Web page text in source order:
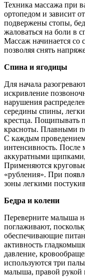
Техника массажа при
ортопедом и зависит
подвержены стопы,
жаловаться на боли в
Массаж начинается со
позволяя снять
Спина и ягодицы
Для начала
искривление
нарушения
середины спины,
крестца. Пощипывать
красноты. Плавными
С каждым
интенсивность.
аккуратными
Применяются
«рубления». При
зоны легкими
Бедра и колени
Переверните малыша
поглаживают,
обеспечивающие
активность
давление,
используются три
малыша, правой рукой